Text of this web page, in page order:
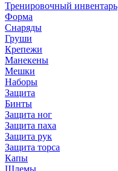
Тренировочный инвентарь
Форма
Снаряды
Груши
Крепежи
Манекены
Мешки
Наборы
Защита
Бинты
Защита ног
Защита паха
Защита рук
Защита торса
Капы
Шлемы